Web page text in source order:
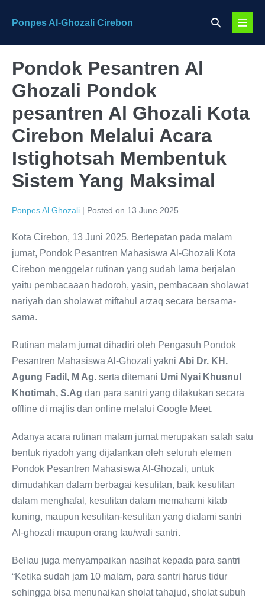
Ponpes Al-Ghozali Cirebon
Search
Menu
Pondok Pesantren Al
Ghozali Pondok
pesantren Al Ghozali Kota
Cirebon Melalui Acara
Istighotsah Membentuk
Sistem Yang Maksimal
Ponpes Al Ghozali | Posted on 13 June 2025
Kota Cirebon, 13 Juni 2025. Bertepatan pada malam
jumat, Pondok Pesantren Mahasiswa Al-Ghozali Kota
Cirebon menggelar rutinan yang sudah lama berjalan
yaitu pembacaaan hadoroh, yasin, pembacaan sholawat
nariyah dan sholawat miftahul arzaq secara bersama-
sama.
Rutinan malam jumat dihadiri oleh Pengasuh Pondok
Pesantren Mahasiswa Al-Ghozali yakni Abi Dr. KH.
Agung Fadil, M Ag. serta ditemani Umi Nyai Khusnul
Khotimah, S.Ag dan para santri yang dilakukan secara
offline di majlis dan online melalui Google Meet.
Adanya acara rutinan malam jumat merupakan salah satu
bentuk riyadoh yang dijalankan oleh seluruh elemen
Pondok Pesantren Mahasiswa Al-Ghozali, untuk
dimudahkan dalam berbagai kesulitan, baik kesulitan
dalam menghafal, kesulitan dalam memahami kitab
kuning, maupun kesulitan-kesulitan yang dialami santri
Al-ghozali maupun orang tau/wali santri.
Beliau juga menyampaikan nasihat kepada para santri
“Ketika sudah jam 10 malam, para santri harus tidur
sehingga bisa menunaikan sholat tahajud, sholat subuh